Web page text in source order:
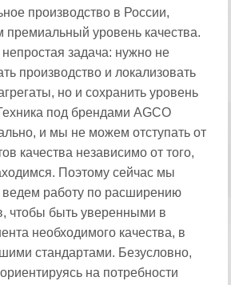
производство в России,
премиальный уровень качества.
задача: нужно не
производство и локализовать
но и сохранить уровень
под брендами AGCO
и мы не можем отступать от
качества независимо от того,
Поэтому сейчас мы
ведем работу по расширению
чтобы быть уверенными в
необходимого качества, в
стандартами. Безусловно,
на потребности